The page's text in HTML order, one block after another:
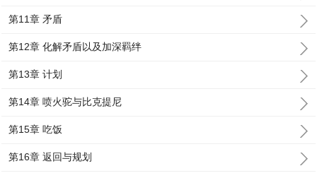
第11章 矛盾
第12章 化解矛盾以及加深羁绊
第13章 计划
第14章 喷火驼与比克提尼
第15章 吃饭
第16章 返回与规划